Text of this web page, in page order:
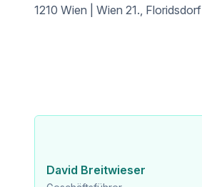
1210 Wien | Wien 21., Floridsdorf
David Breitwieser